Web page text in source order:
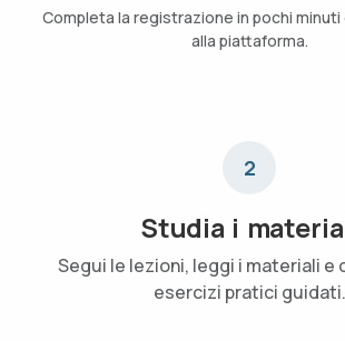
Completa la registrazione in pochi
alla piattaforma.
2
Studia i
Segui le lezioni, leggi i materiali e
esercizi pratici guidati.